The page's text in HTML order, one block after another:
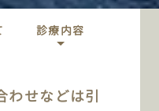
診療内容
わせなどは引